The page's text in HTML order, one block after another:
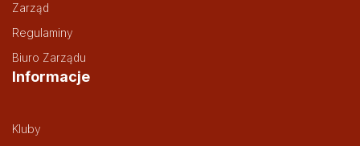
Zarząd
Regulaminy
Biuro Zarządu
Informacje
Kluby